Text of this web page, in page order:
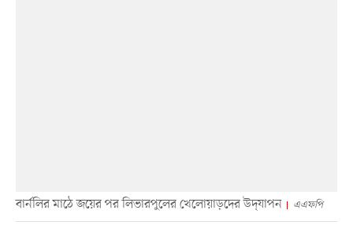
বার্নলির মাঠে জয়ের পর লিভারপুলের খেলোয়াড়দের উদ্‌যাপন এএফপি